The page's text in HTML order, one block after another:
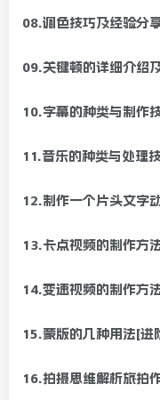
08.调色技巧及经验分
09.关键顿的详细介绍
10.字幕的种类与制作
11.音乐的种类与处理
12.制作一个片头文字
13.卡点视频的制作方
14.变速视频的制作方
15.蒙版的几种用法[进
16.拍摄思维解析旅拍